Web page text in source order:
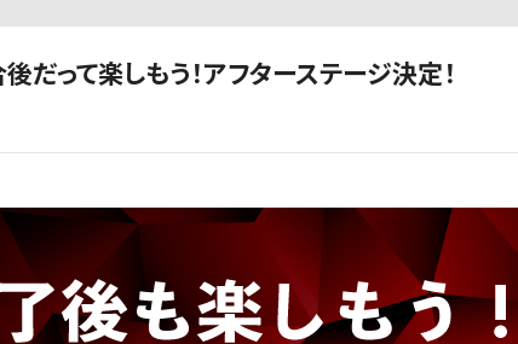
だって楽しもう！アフターステージ決定！